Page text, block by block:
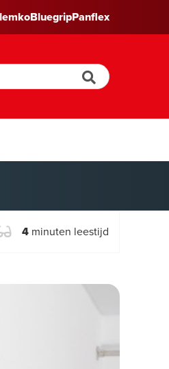
BluegripPanflex
4minuten leestijd